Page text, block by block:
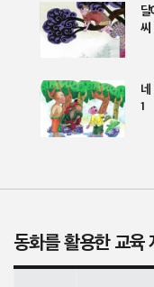
씨
1
동화를 활용한 교육